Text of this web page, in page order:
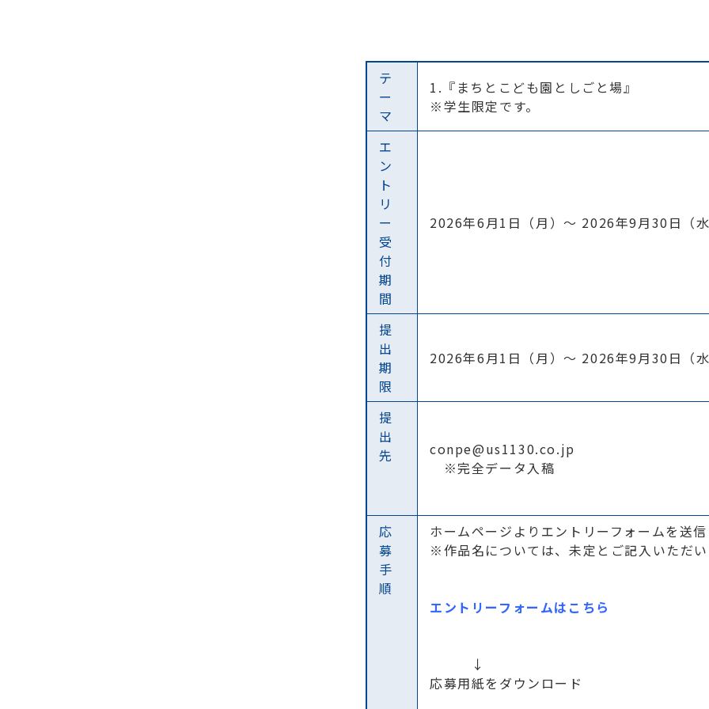
テ
ー
マ
1.『まちとこども園としごと場』
※学生限定です。
エ
ン
ト
リ
ー
受
付
期
間
2026年6月1日（月）～ 2026年9月30日（
提
出
期
限
2026年6月1日（月）～ 2026年9月30日（
提
出
先
conpe@us1130.co.jp
※完全データ入稿
応
募
手
順
ホームページよりエントリーフォームを送
※作品名については、未定とご記入いただ
エントリーフォームはこちら
↓
応募⽤紙をダウンロード